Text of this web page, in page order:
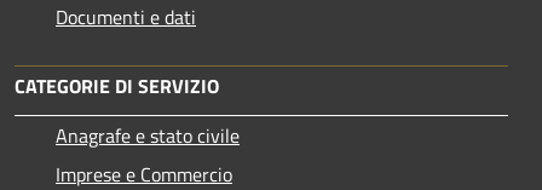
Documenti e dati
CATEGORIE DI SERVIZIO
Anagrafe e stato civile
Imprese e Commercio